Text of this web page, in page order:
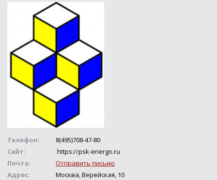
Телефон:
8(495)708-47-80
Сайт:
https://psk-energo.ru
Почта:
Отправить письмо
Адрес:
Москва, Верейская, 10